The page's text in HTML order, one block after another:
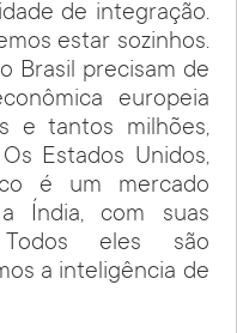
de integração.
estar sozinhos.
Brasil precisam de
europeia
e tantos milhões,
Estados Unidos,
é um mercado
Índia, com suas
Todos eles são
a inteligência de